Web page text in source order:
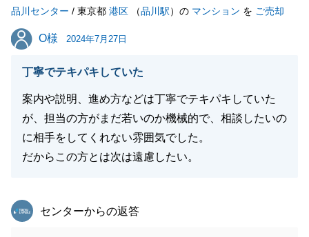
どうぞよろしくお願いいたします。
閉じる
品川センター / 東京都 港区 （品川駅）の マンション を ご売却
O様
O様 2024年7月27日
丁寧でテキパキしていた
案内や説明、進め方などは丁寧でテキパキしていた
が、担当の方がまだ若いのか機械的で、相談したいの
に相手をしてくれない雰囲気でした。
だからこの方とは次は遠慮したい。
東急リバブル
センターからの返答